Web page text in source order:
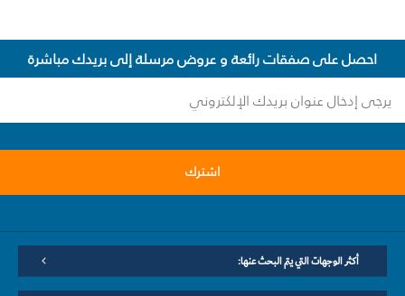
احصل على صفقات رائعة و عروض مرسلة إلى بريدك مباشرة
اشترك
أكثر الوجهات التي يتم البحث عنها: